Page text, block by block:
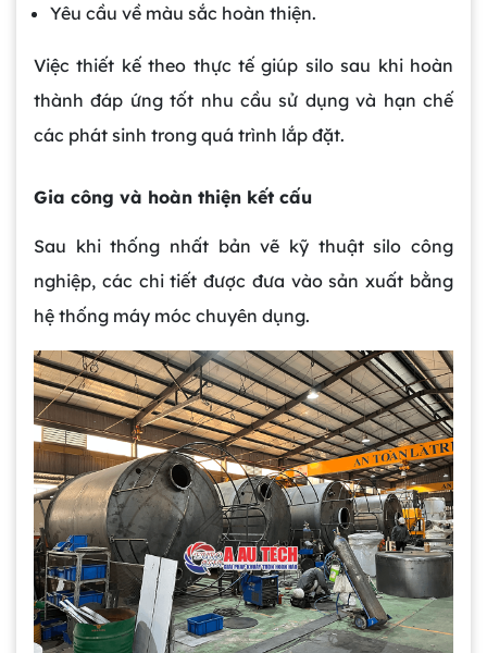
Yêu cầu về màu sắc hoàn thiện.
Việc thiết kế theo thực tế giúp silo sau khi hoàn
thành đáp ứng tốt nhu cầu sử dụng và hạn chế
các phát sinh trong quá trình lắp đặt.
Gia công và hoàn thiện kết cấu
Sau khi thống nhất bản vẽ kỹ thuật silo công
nghiệp, các chi tiết được đưa vào sản xuất bằng
hệ thống máy móc chuyên dụng.